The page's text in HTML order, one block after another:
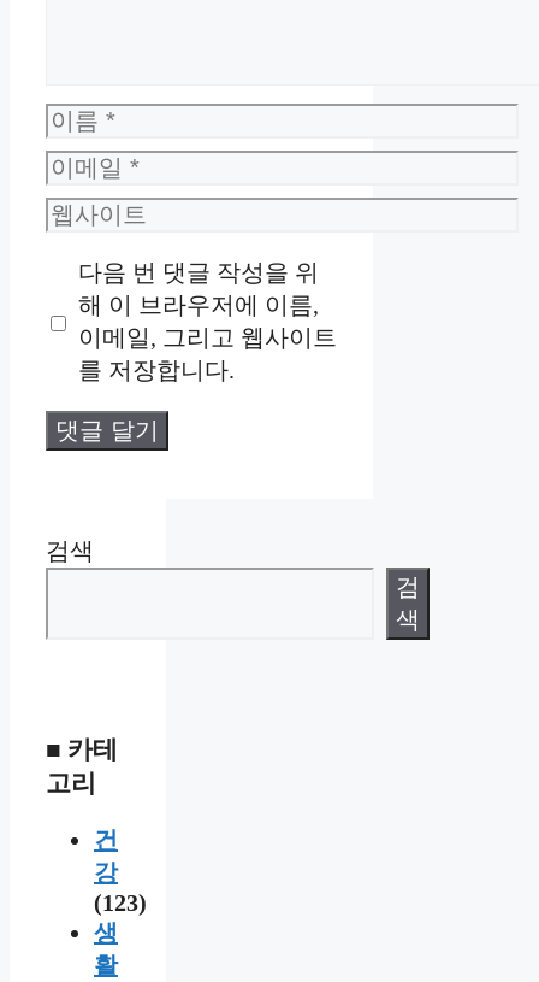
이
름
이
메
일
웹
트
다음 번 댓글 작성을 위
해 이 브라우저에 이름,
이메일, 그리고 웹사이트
를 저장합니다.
검색
검
색
■ 카테
고리
건
강
(123)
생
활